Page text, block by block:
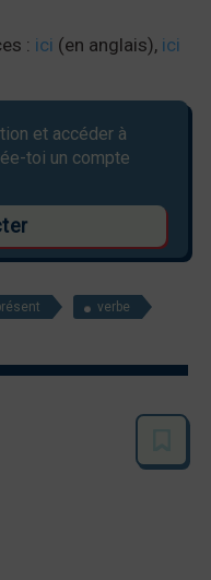
: ici (en anglais), ici
et accéder à
toi un compte
verbe